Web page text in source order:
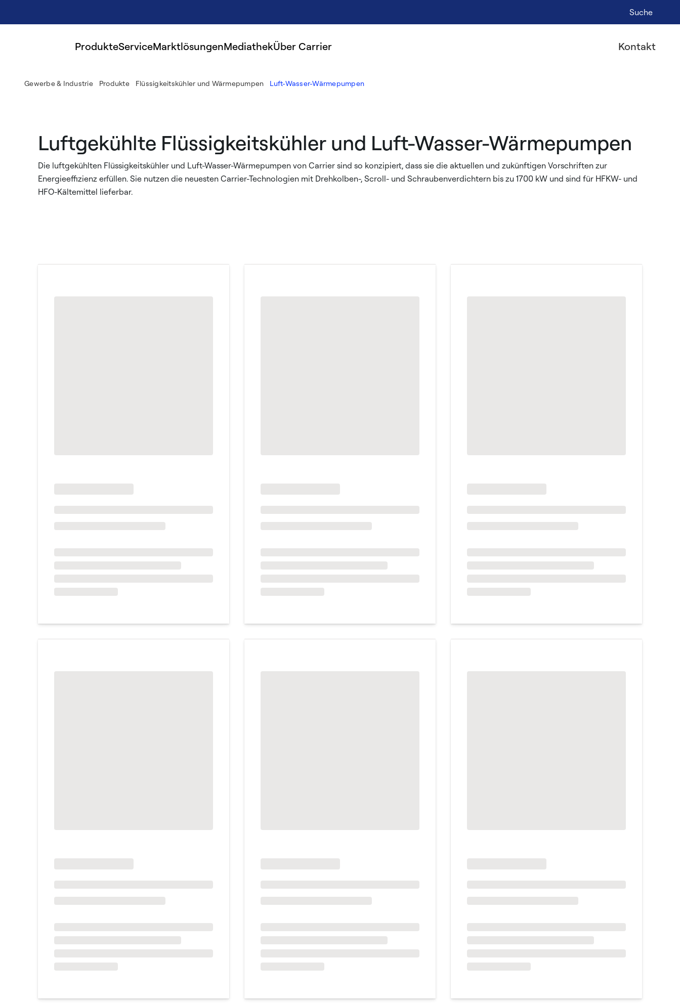
Suche
ProdukteServiceMarktlösungenMediathekÜber Carrier Kontakt
Gewerbe & Industrie Produkte Flüssigkeitskühler und Wärmepumpen Luft-Wasser-Wärmepumpen
Luftgekühlte Flüssigkeitskühler und Luft-Wasser-Wärmepumpen
Die luftgekühlten Flüssigkeitskühler und Luft-Wasser-Wärmepumpen von Carrier sind so konzipiert, dass sie die aktuellen und zukünftigen Vorschriften zur
Energieeffizienz erfüllen. Sie nutzen die neuesten Carrier-Technologien mit Drehkolben-, Scroll- und Schraubenverdichtern bis zu 1700 kW und sind für HFKW- und
HFO-Kältemittel lieferbar.